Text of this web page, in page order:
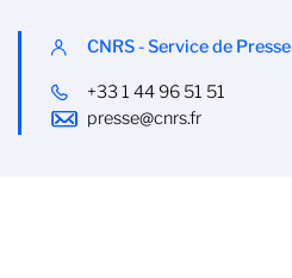
CNRS - Service de Presse
+33 1 44 96 51 51
presse@cnrs.fr